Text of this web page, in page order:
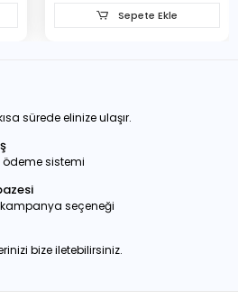
Sepete Ekle
sürede elinize ulaşır.
ödeme sistemi
seçeneği
bize iletebilirsiniz.